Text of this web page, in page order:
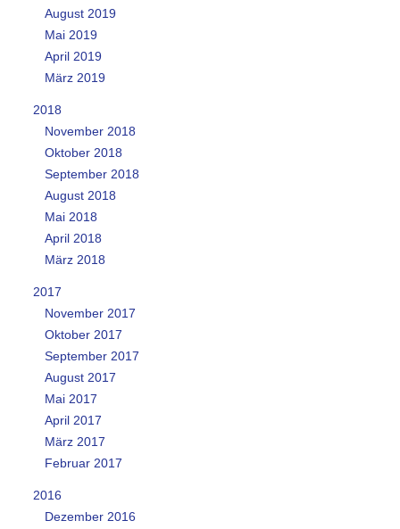
August 2019
Mai 2019
April 2019
März 2019
2018
November 2018
Oktober 2018
September 2018
August 2018
Mai 2018
April 2018
März 2018
2017
November 2017
Oktober 2017
September 2017
August 2017
Mai 2017
April 2017
März 2017
Februar 2017
2016
Dezember 2016